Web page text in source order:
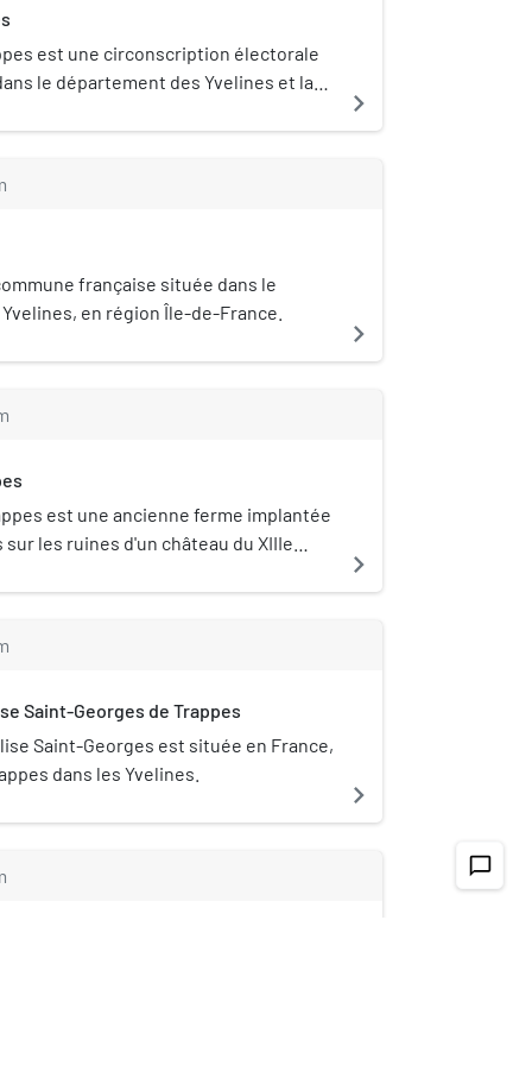
est une circonscription électorale
le département des Yvelines et la
territoriales du canton sont
navigate_next
française située dans le
en région Île-de-France.
navigate_next
est une ancienne ferme implantée
les ruines d'un château du XIIIe
navigate_next
Saint-Georges de Trappes
Saint-Georges est située en France,
dans les Yvelines.
navigate_next
chat_bubble_outline